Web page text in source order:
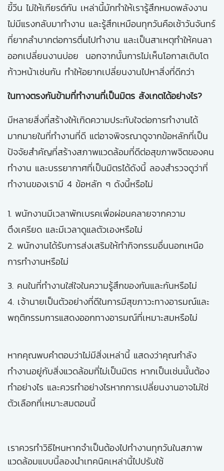
ขี้วีน ไม่ให้เกียรต์กัน เหล่านี้มักทำให้เรารู้สึกหมดพลังงาน
ไม่มีแรงกลับมาทำงาน และรู้สึกเหมือนทุกวันคือเช้าวันจันทร์
ที่ยากลำบากต่อการตื่นไปทำงาน และเป็นสาเหตุทำให้คนลา
ออกเปลี่ยนงานบ่อย นอกจากนั้นการไม่เห็นโอกาสเติบโต
ก้าวหน้าเช่นกัน ทำให้อยากเปลี่ยนงานไปหาสิ่งที่ดีกว่า
ในทางตรงกันข้ามที่ทำงานที่เป็นมิตร สังเกตได้อย่างไร?
มีหลายสิ่งที่สร้างให้เกิดความประทับใจต่อการทำงานได้
มากมายในที่ทำงานที่ดี แต่อาจพิจรณาดูจากข้อหลักที่เป็น
ปัจจัยสำคัญที่สร้างสภาพแวดล้อมที่ดีต่อสุขภาพจิตของคน
ทำงาน และบรรยากาศที่เป็นมิตรได้ดังนี้ ลองสำรวจดูว่าที่
ทำงานของเรามี 4 ข้อหลัก ๆ ดังนี้หรือไม่
1. พนักงานมีเวลาพักเบรคเพื่อผ่อนคลายจากความ
ตึงเครียด และมีเวลาดูแลตัวเองหรือไม่
2. พนักงานได้รับการส่งเสริมให้ทำกิจกรรมอื่นนอกเหนือ
การทำงานหรือไม่
3. คนในที่ทำงานใส่ใจในความรู้สึกของกันและกันหรือไม่
4. เจ้านายเป็นตัวอย่างที่ดีในการมีสุขภาวะทางอารมณ์และ
พฤติกรรมการแสดงออกทางอารมณ์ที่เหมาะสมหรือไม่
หากคุณพบคำตอบว่าไม่มีสิ่งเหล่านี้ แสดงว่าคุณกำลัง
ทำงานอยู่กับสิ่งแวดล้อมที่ไม่เป็นมิตร หากเป็นเช่นนั้นต้อง
ทำอย่างไร และควรทำอย่างไรหากการเปลี่ยนงานอาจไม่ใช่
ตัวเลือกที่เหมาะสมตอนนี้
เราควรทำวิธีไหนหากจำเป็นต้องไปทำงานทุกวันในสภาพ
แวดล้อมแบบนี้ลองนำเทคนิคเหล่านี้ไปปรับใช้